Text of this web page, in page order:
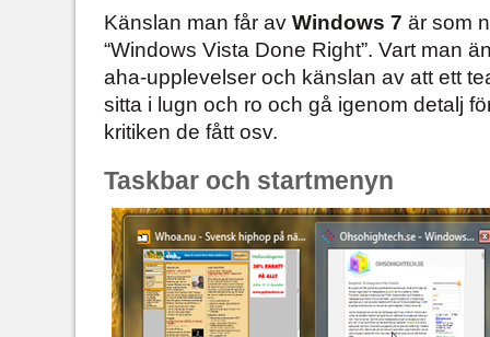
Känslan man får av Windows 7 är som
“Windows Vista Done Right”. Vart man
aha-upplevelser och känslan av att ett
sitta i lugn och ro och gå igenom detalj
kritiken de fått osv.
Taskbar och startmenyn